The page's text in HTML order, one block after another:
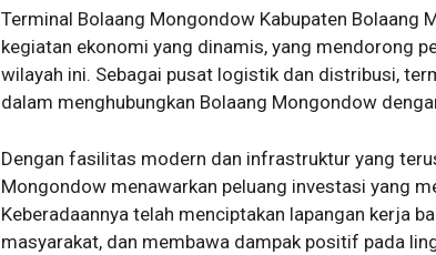
Terminal Bolaang Mongondow Kabupaten Bolaang
kegiatan ekonomi yang dinamis, yang mendorong
wilayah ini. Sebagai pusat logistik dan distribusi,
dalam menghubungkan Bolaang Mongondow
Dengan fasilitas modern dan infrastruktur yang
Mongondow menawarkan peluang investasi yang
Keberadaannya telah menciptakan lapangan kerja
masyarakat, dan membawa dampak positif pada